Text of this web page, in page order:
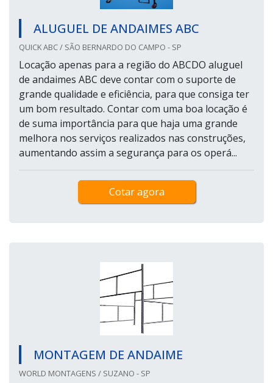
ALUGUEL DE ANDAIMES ABC
QUICK ABC / SÃO BERNARDO DO CAMPO - SP
Locação apenas para a região do ABCDO aluguel
de andaimes ABC deve contar com o suporte de
grande qualidade e eficiência, para que consiga ter
um bom resultado. Contar com uma boa locação é
de suma importância para que haja uma grande
melhora nos serviços realizados nas construções,
aumentando assim a segurança para os operá...
Cotar agora
MONTAGEM DE ANDAIME
WORLD MONTAGENS / SUZANO - SP